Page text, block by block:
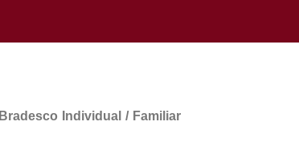
Bradesco Individual / Familiar